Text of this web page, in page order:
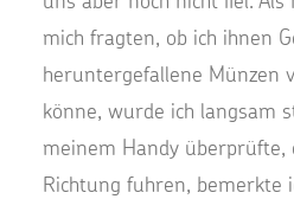
mich fragten, ob ich ihnen
heruntergefallene Münzen
könne, wurde ich langsam
meinem Handy
Richtung fuhren, bemerkte